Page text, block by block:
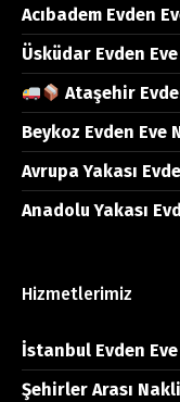
Acıbadem Evden
Üsküdar Evden
Ataşehir
Beykoz Evden Eve
Avrupa Yakası
Anadolu Yakası
Hizmetlerimiz
İstanbul Evden
Şehirler Arası